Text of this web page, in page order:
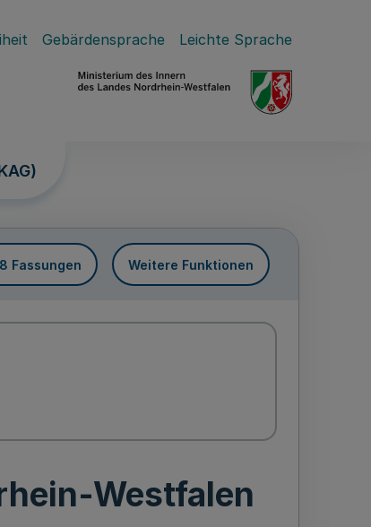
Gebärdensprache Leichte Sprache
Fassungen Weitere Funktionen
Westfalen